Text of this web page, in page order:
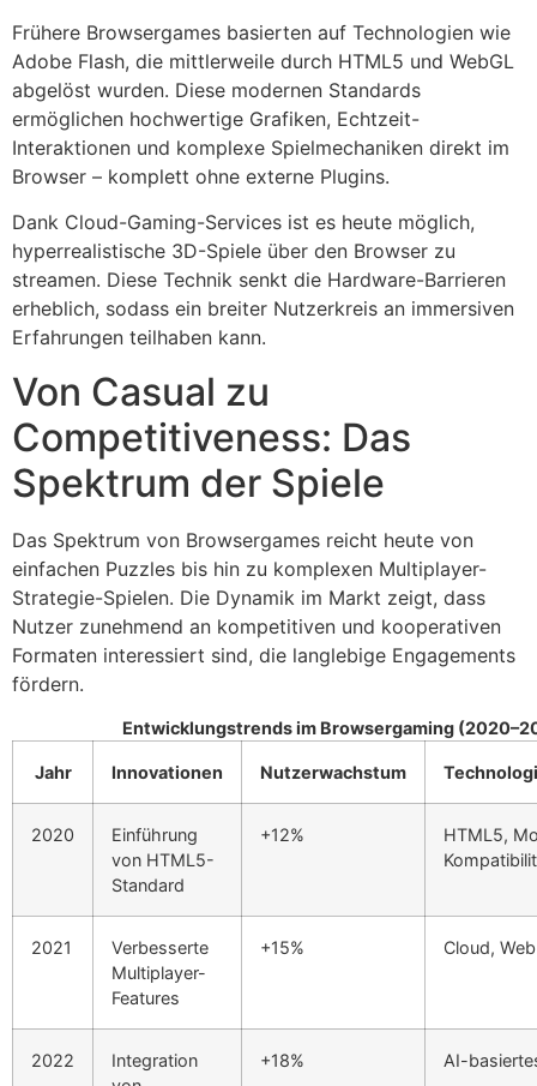
Frühere Browsergames basierten auf Technologien wie
Adobe Flash, die mittlerweile durch HTML5 und WebGL
abgelöst wurden. Diese modernen Standards
ermöglichen hochwertige Grafiken, Echtzeit-
Interaktionen und komplexe Spielmechaniken direkt im
Browser – komplett ohne externe Plugins.
Dank Cloud-Gaming-Services ist es heute möglich,
hyperrealistische 3D-Spiele über den Browser zu
streamen. Diese Technik senkt die Hardware-Barrieren
erheblich, sodass ein breiter Nutzerkreis an immersiven
Erfahrungen teilhaben kann.
Von Casual zu
Competitiveness: Das
Spektrum der Spiele
Das Spektrum von Browsergames reicht heute von
einfachen Puzzles bis hin zu komplexen Multiplayer-
Strategie-Spielen. Die Dynamik im Markt zeigt, dass
Nutzer zunehmend an kompetitiven und kooperativen
Formaten interessiert sind, die langlebige Engagements
fördern.
Entwicklungstrends im Browsergaming
Jahr Innovationen Nutzerwachstum
2020
Einführung
von HTML5-
Standard
+12%
HTML5,
2021
Verbesserte
Multiplayer-
Features
+15% Cloud,
2022
Integration
+18% AI-